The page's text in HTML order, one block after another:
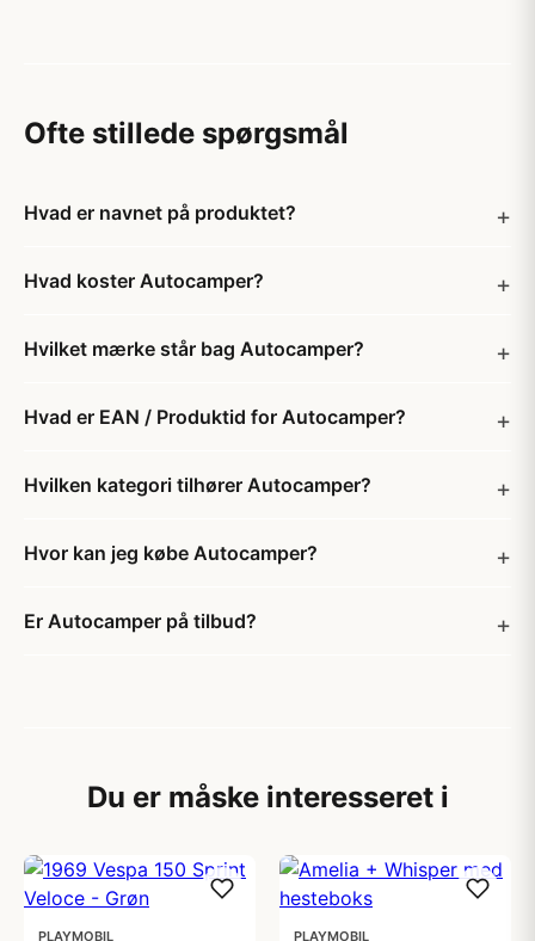
Ofte stillede spørgsmål
Hvad er navnet på produktet?
Hvad koster Autocamper?
Hvilket mærke står bag Autocamper?
Hvad er EAN / Produktid for Autocamper?
Hvilken kategori tilhører Autocamper?
Hvor kan jeg købe Autocamper?
Er Autocamper på tilbud?
Du er måske interesseret i
PLAYMOBIL PLAYMOBIL